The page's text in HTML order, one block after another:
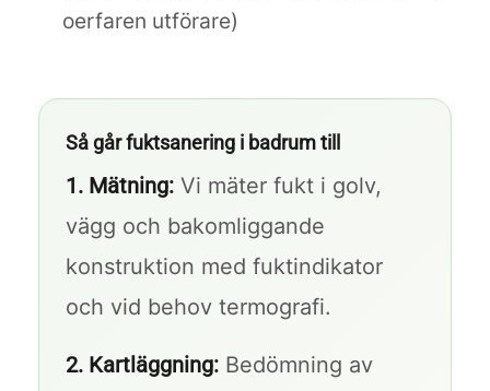
oerfaren utförare)
Så går fuktsanering i badrum till
1. Mätning:Vi mäter fukt i golv,
vägg och bakomliggande
konstruktion med fuktindikator
och vid behov termografi.
2. Kartläggning:Bedömning av